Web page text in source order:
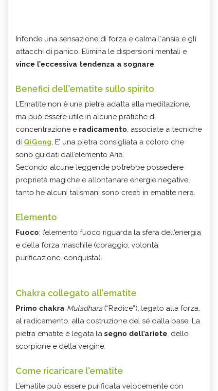
Infonde una sensazione di forza e calma l'ansia e gli
attacchi di panico. Elimina le dispersioni mentali e
vince l’eccessiva tendenza a sognare.
Benefici dell'ematite sullo spirito
L’Ematite non è una pietra adatta alla meditazione,
ma può essere utile in alcune pratiche di
concentrazione e radicamento, associate a tecniche
di QiGong. E’ una pietra consigliata a coloro che
sono guidati dall’elemento Aria.
Secondo alcune leggende potrebbe possedere
proprietà magiche e allontanare energie negative,
tanto he alcuni talismani sono creati in ematite nera.
Elemento
Fuoco: l’elemento fuoco riguarda la sfera dell’energia
e della forza maschile (coraggio, volontà,
purificazione, conquista).
Chakra collegato all'ematite
Primo chakra Muladhara (“Radice”), legato alla forza,
al radicamento, alla costruzione del sé dalla base. La
pietra ematite è legata la segno dell’ariete, dello
scorpione e della vergine.
Come ricaricare l'ematite
L’ematite può essere purificata velocemente con